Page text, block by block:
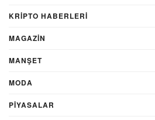
KRIPTO HABERLERI
MAGAZİN
MANŞET
MODA
PİYASALAR